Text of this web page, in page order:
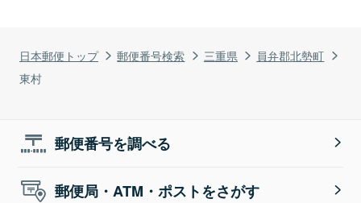
日本郵便トップ 郵便番号検索 三重県
員弁郡北勢町
東村
郵便番号を調べる
郵便局・ATM・ポストをさがす